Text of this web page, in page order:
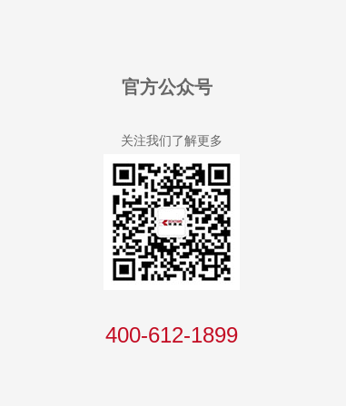
官方公众号
关注我们了解更多
400-612-1899